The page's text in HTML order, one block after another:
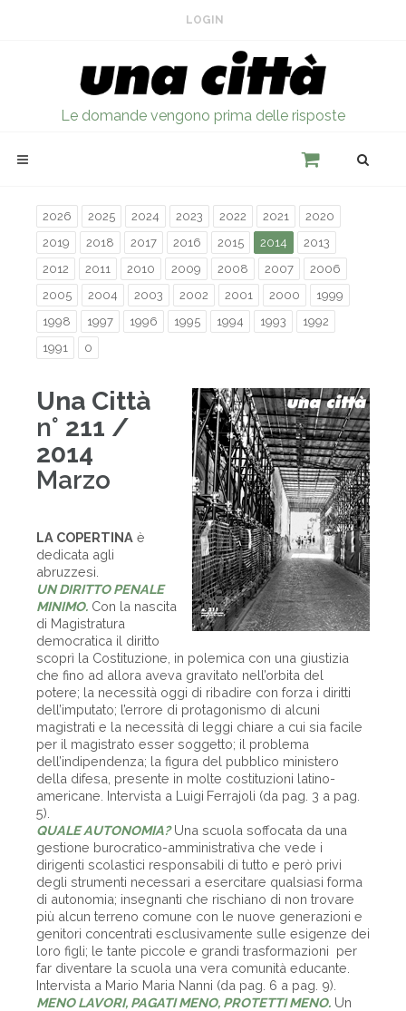
LOGIN
Le domande vengono prima delle risposte
2026 2025 2024 2023 2022 2021
2020
2019
2018 2017 2016 2015 2014
2013
2012
2011 2010 2009 2008 2007
2006
2005
2004 2003 2002 2001 2000
1999
1998
1997 1996 1995 1994 1993
1992
1991
0
Una Città
n° 211 /
2014
Marzo
LA COPERTINA è
dedicata agli
abruzzesi.
UN DIRITTO PENALE
MINIMO. Con la nascita
di Magistratura
democratica il diritto
scoprì la Costituzione, in polemica con una giustizia
che fino ad allora aveva gravitato nell’orbita del
potere; la necessità oggi di ribadire con forza i diritti
dell’imputato; l’errore di protagonismo di alcuni
magistrati e la necessità di leggi chiare a cui sia facile
per il magistrato esser soggetto; il problema
dell’indipendenza; la figura del pubblico ministero
della difesa, presente in molte costituzioni latino-
americane. Intervista a Luigi Ferrajoli (da pag. 3 a pag.
5).
QUALE AUTONOMIA?Una scuola soffocata da una
gestione burocratico-amministrativa che vede i
dirigenti scolastici responsabili di tutto e però privi
degli strumenti necessari a esercitare qualsiasi forma
di autonomia; insegnanti che rischiano di non trovare
più alcun terreno comune con le nuove generazioni e
genitori concentrati esclusivamente sulle esigenze dei
loro figli; le tante piccole e grandi trasformazioni per
far diventare la scuola una vera comunità educante.
Intervista a Mario Maria Nanni (da pag. 6 a pag. 9).
MENO LAVORI, PAGATI MENO, PROTETTI MENO. Un